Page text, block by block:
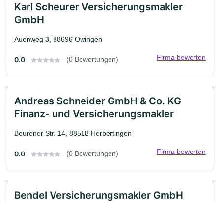
Karl Scheurer Versicherungsmakler
GmbH
Auenweg 3, 88696 Owingen
0.0 (0 Bewertungen) Firma bewerten
Andreas Schneider GmbH & Co. KG
Finanz- und Versicherungsmakler
Beurener Str. 14, 88518 Herbertingen
0.0 (0 Bewertungen) Firma bewerten
Bendel Versicherungsmakler GmbH